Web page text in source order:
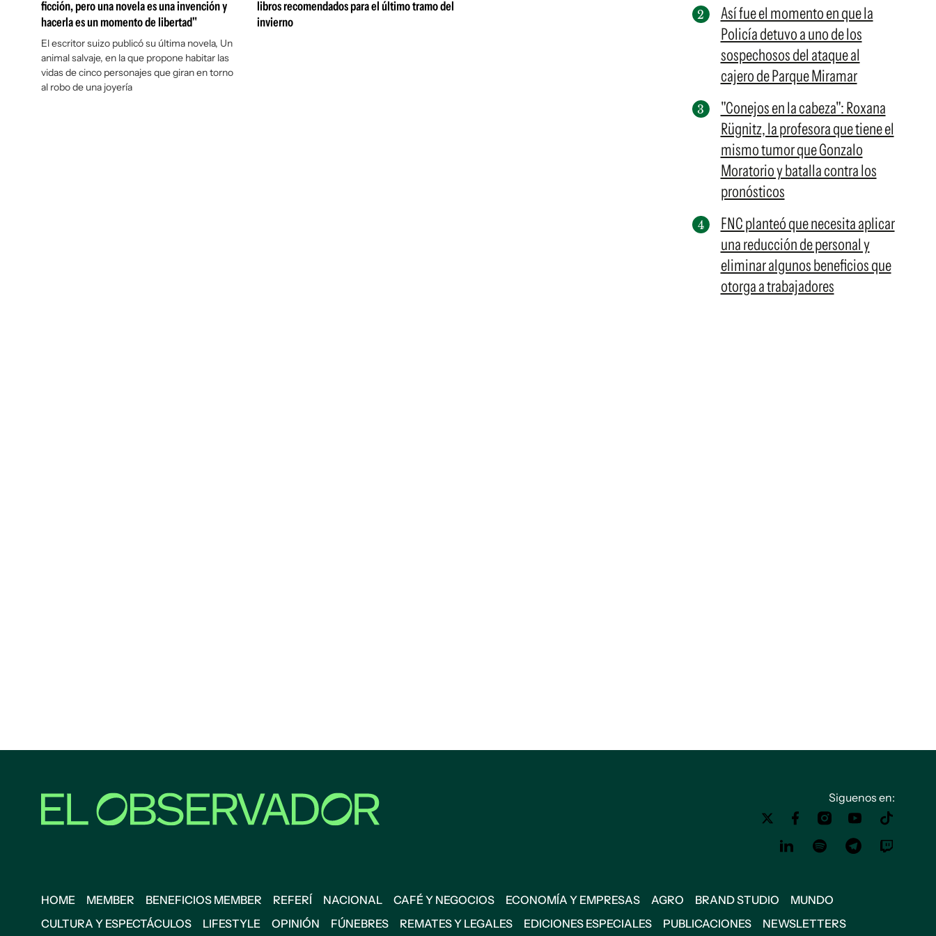
ficción, pero una novela es una invención y
hacerla es un momento de libertad"
El escritor suizo publicó su última novela, Un
animal salvaje, en la que propone habitar las
vidas de cinco personajes que giran en torno
al robo de una joyería
libros recomendados para el último tramo del
invierno
Así fue el momento en que la
Policía detuvo a uno de los
sospechosos del ataque al
cajero de Parque Miramar
"Conejos en la cabeza": Roxana
Rügnitz, la profesora que tiene el
mismo tumor que Gonzalo
Moratorio y batalla contra los
pronósticos
FNC planteó que necesita aplicar
una reducción de personal y
eliminar algunos beneficios que
otorga a trabajadores
Siguenos en:
HOME MEMBER BENEFICIOS MEMBER REFERÍ NACIONAL CAFÉ Y NEGOCIOS ECONOMÍA Y EMPRESAS AGRO BRAND STUDIO
MUNDO
CULTURA Y ESPECTÁCULOS
LIFESTYLE OPINIÓN FÚNEBRES REMATES Y LEGALES EDICIONES ESPECIALES PUBLICACIONES NEWSLETTERS